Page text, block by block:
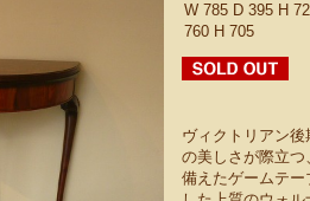
W 785 D 395 H
760 H 705
ヴィクトリアン
の美しさが際立
備えたゲームテ